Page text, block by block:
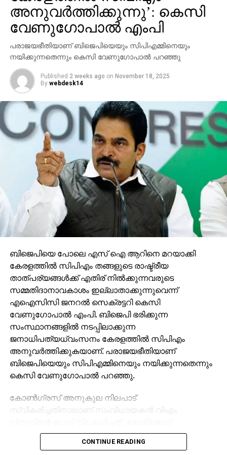
പരാജയഭീതിയാണ് ബിജെപിയെയും സിപിഎമ്മിനെയും
നയിക്കുന്നതെന്നും കെസി വേണുഗോപാല്‍ പറഞ്ഞു
Published 2 weeks ago on November 18, 2025
ബിജെപിയെ പോലെ എസ് ഐ ആറിനെ മറയാക്കി
കേരളത്തില്‍ സിപിഎം തങ്ങളുടെ രാഷ്ട്രീയ
താത്പര്യങ്ങള്‍ക്ക് എതിര് നില്‍ക്കുന്നവരുടെ
സമ്മതിദാനാവകാശം ഇല്ലാതാക്കുന്നുവെന്ന്
എഐസിസി ജനറല്‍ സെക്രട്ടറി കെസി
വേണുഗോപാല്‍ എംപി. ബിജെപി ഭരിക്കുന്ന
സംസ്ഥാനങ്ങളില്‍ നടപ്പിലാക്കുന്ന
ജനാധിപത്യധ്വംസനം കേരളത്തില്‍ സിപിഎം
അനുവര്‍ത്തിക്കുകയാണ്. പരാജയഭീതിയാണ്
ബിജെപിയെയും സിപിഎമ്മിനെയും നയിക്കുന്നതെന്നും
കെസി വേണുഗോപാല്‍ പറഞ്ഞു.
കോണ്‍ഗ്രസ് അനുകൂല നിലപാട്
സ്വീകരിച്ചതിനാലാണ് സംവിധായകന്‍ വിഎം
വിനുവിന്റെ വോട്ട് നിഷേധിച്ചത്. കോഴിക്കോട്
കോര്‍പറേഷന്‍ തെരഞ്ഞെടുപ്പില്‍ യുഡിഎഫ്
സ്ഥാനാര്‍ത്ഥിയാണ് വിനു. മുന്‍ തെരഞ്ഞെടുപ്പുകളില്‍
അധികാര ദുര്‍വിനിയോഗത്തിലൂടെ തിരുവനന്തപുരം
കോര്‍പ്പറേഷനിലെ മുട്ടട വാര്‍ഡില്‍ യുഡിഎഫിന്
CONTINUE READING